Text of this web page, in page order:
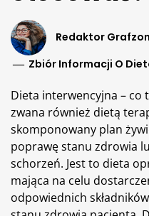
Redaktor
Zbiór Informacji O
Dieta interwencyjna – co
zwana również dietą
skomponowany plan
poprawę stanu zdrowia
schorzeń. Jest to dieta
mająca na celu
odpowiednich